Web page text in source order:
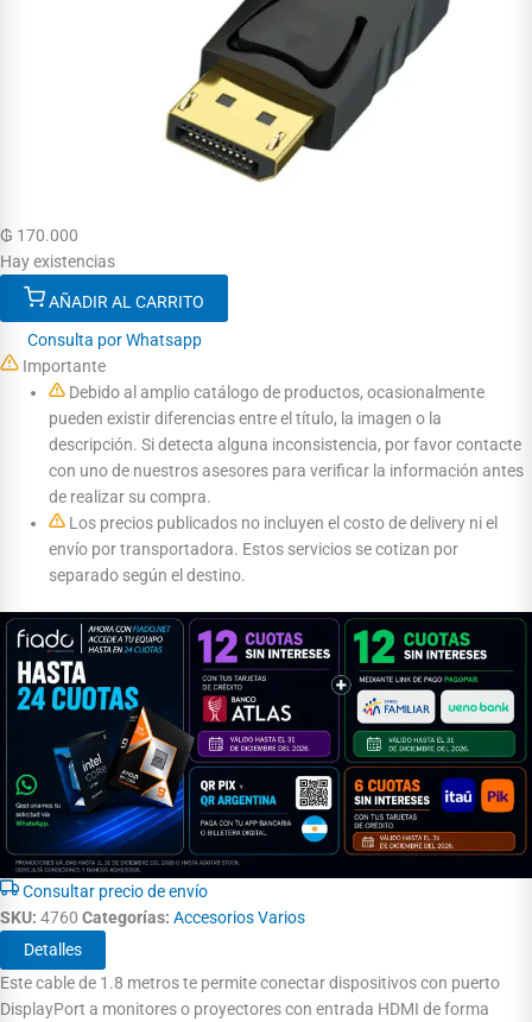
₲ 170.000
Hay existencias
AÑADIR AL CARRITO
Consulta por Whatsapp
Importante
Debido al amplio catálogo de productos, ocasionalmente
pueden existir diferencias entre el título, la imagen o la
descripción. Si detecta alguna inconsistencia, por favor contacte
con uno de nuestros asesores para verificar la información antes
de realizar su compra.
Los precios publicados no incluyen el costo de delivery ni el
envío por transportadora. Estos servicios se cotizan por
separado según el destino.
Consultar precio de envío
SKU: 4760 Categorías: Accesorios Varios
Detalles
Este cable de 1.8 metros te permite conectar dispositivos con puerto
DisplayPort a monitores o proyectores con entrada HDMI de forma